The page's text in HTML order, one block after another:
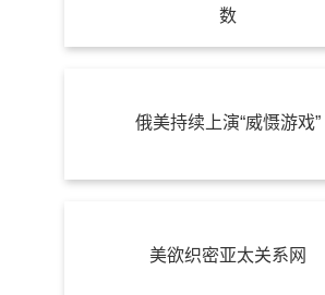
数
俄美持续上演“威慑游戏”
美欲织密亚太关系网